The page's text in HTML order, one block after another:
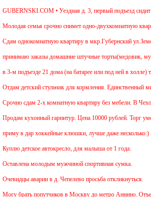
GUBERNSKI.COM • Уездная д. 3, первый подъезд
Молодая семья срочно снимет одно-двухкомнатную
Cдам однокомнатную квартиру в мкр.Губернский
принимаю заказы домашние штучные торты(медовик,
в 3-м подъезде 21 дома (на батарее или под ней в холле)
Отдам детский стульчик для кормления. Единственный
Срочно сдам 2-х комнатную квартиру без мебели. В
Продам кухонный гарнитур. Цена 10000 рублей. Торг
приму в дар хоккейные клюшки, лучше даже несколько:)
Куплю детское автокресло, для малыша от 1 года.
Оставлена молодым мужчиной спортивная сумка.
Очевидцы аварии в д. Чепелево просьба откликнуться.
Могу брать попутчиков в Москву до метро Аннино.